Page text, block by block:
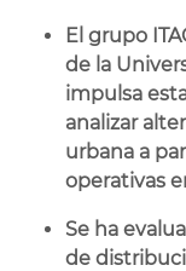
El grupo
de la
impulsa
analizar
urbana a
operativas
Se ha
de